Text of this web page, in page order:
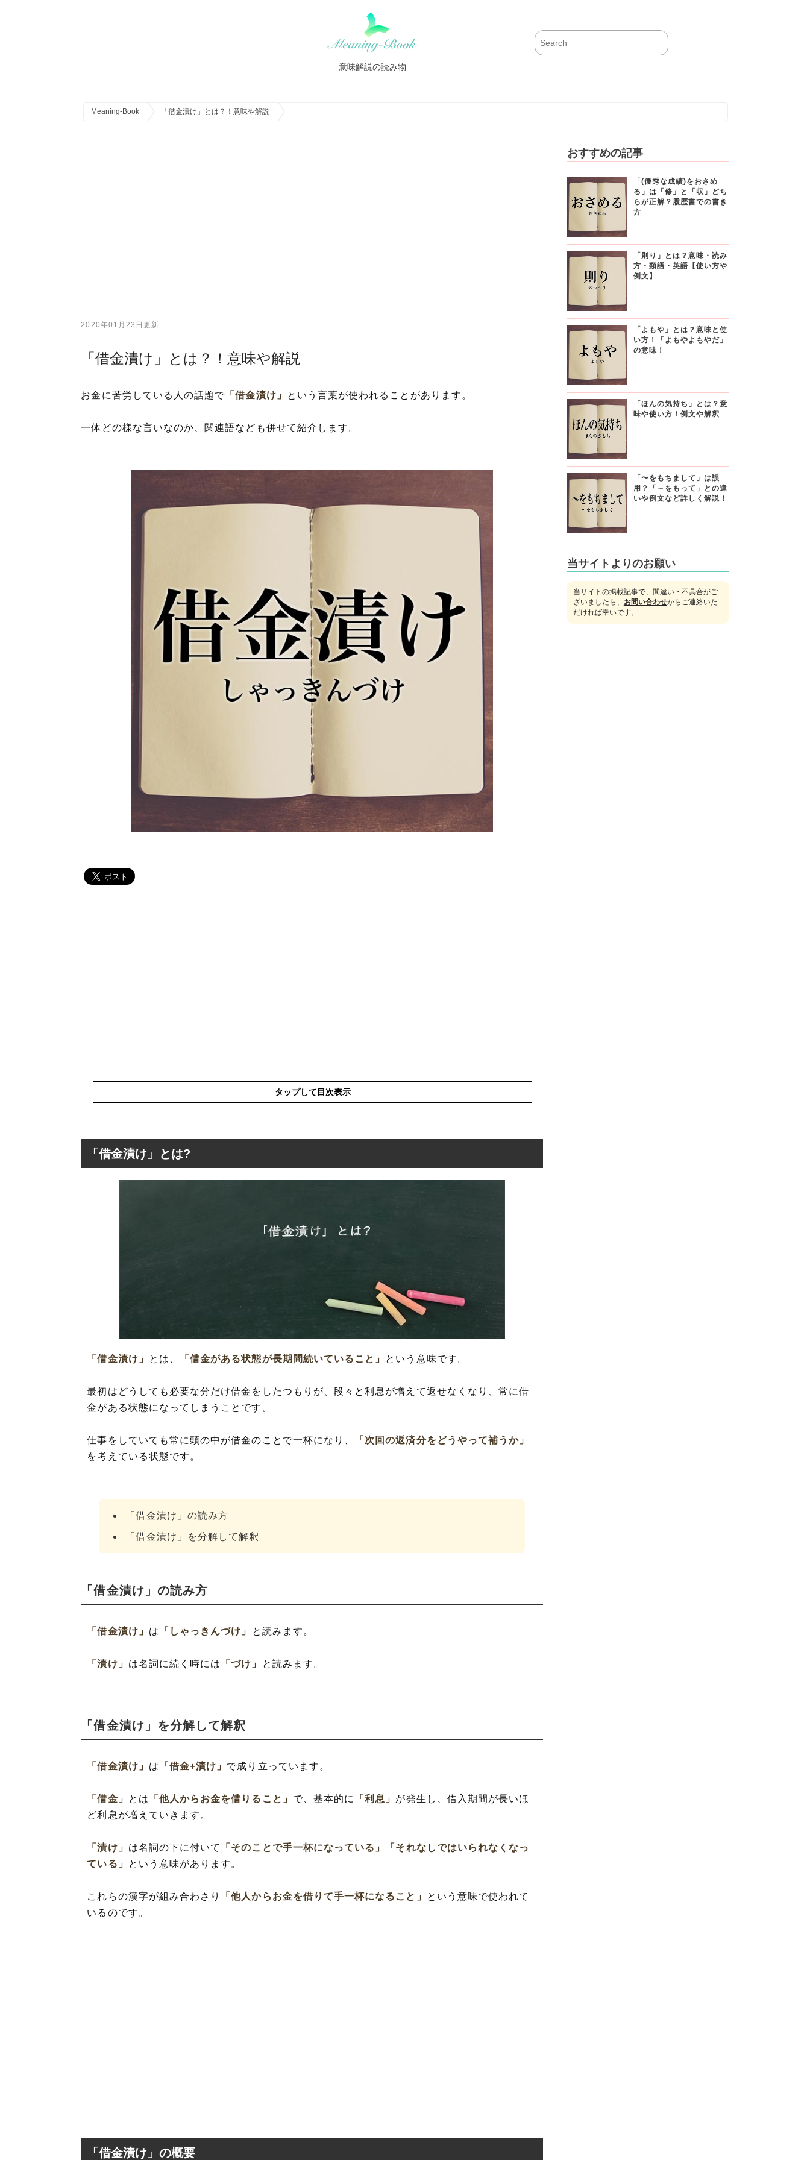
意味解説の読み物
Meaning-Book 「借金漬け」とは？！意味や解説
2020年01月23日更新
「借金漬け」とは？！意味や解説
お金に苦労している人の話題で 「借金漬け」 という言葉が使われることがあります。
一体どの様な言いなのか、関連語なども併せて紹介します。
タップして目次表示
「借金漬け」の概要
「借金漬け」とは?
「借金漬け」 とは、 「借金がある状態が長期間続いていること」 という意味です。
最初はどうしても必要な分だけ借金をしたつもりが、段々と利息が増えて返せなくなり、常に借
金がある状態になってしまうことです。
仕事をしていても常に頭の中が借金のことで一杯になり、
「次回の返済分をどうやって補うか」
を考えている状態です。
「借金漬け」の読み方
「借金漬け」を分解して解釈
「借金漬け」の読み方
「借金漬け」 は 「しゃっきんづけ」 と読みます。
「漬け」 は名詞に続く時には 「づけ」 と読みます。
「借金漬け」を分解して解釈
「借金漬け」 は 「借金+漬け」 で成り立っています。
「借金」 とは 「他人からお金を借りること」 で、基本的に 「利息」 が発生し、借入期間が長いほ
ど利息が増えていきます。
「漬け」 は名詞の下に付いて 「そのことで手一杯になっている」
「それなしではいられなくなっ
ている」
という意味があります。
これらの漢字が組み合わさり 「他人からお金を借りて手一杯になること」
という意味で使われて
いるのです。
「借金漬け」の概要
おすすめの記事
「(優秀な成績)をおさめ
る」は「修」と「収」どち
らが正解？履歴書での書き
方
「則り」とは？意味・読み
方・類語・英語【使い方や
例文】
「よもや」とは？意味と使
い方！「よもやよもやだ」
の意味！
「ほんの気持ち」とは？意
味や使い方！例文や解釈
「〜をもちまして」は誤
用？「～をもって」との違
いや例文など詳しく解説！
当サイトよりのお願い
当サイトの掲載記事で、間違い・不具合がご
ざいましたら、 お問い合わせからご連絡いた
だければ幸いです。